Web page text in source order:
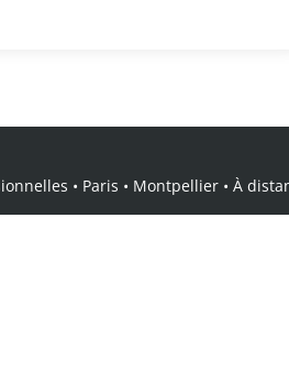
• Paris • Montpellier • À